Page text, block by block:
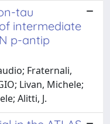
tau
intermediate
p-antip
Fraternali,
Livan, Michele;
Alitti, J.